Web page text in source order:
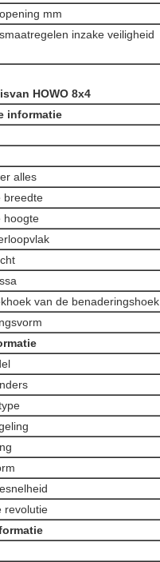
mm
inzake veiligheid
HOWO 8x4
informatie
alles
breedte
hoogte
van de benaderingshoek
revolutie